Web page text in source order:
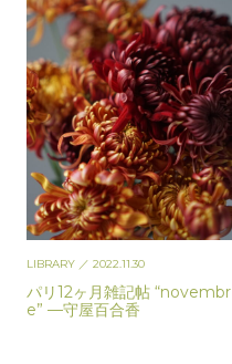
LIBRARY ／ 2022.11.30
パリ12ヶ月雑記帖 “novembr
e” —守屋百合香